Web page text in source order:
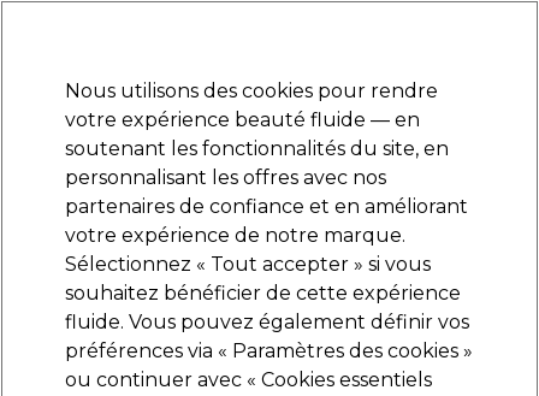
Se connecter
Marques Bons plans Coiffure Electro et Matériel
Livraison et délais
lire la suite
Schwarzkopf Professional
Schwarzkopf Professional Silhouette Spray
Pompe Super Tenue 200ml
Nous utilisons des cookies pour rendre
votre expérience beauté fluide — en
soutenant les fonctionnalités du site, en
personnalisant les offres avec nos
partenaires de confiance et en améliorant
votre expérience de notre marque.
Sélectionnez « Tout accepter » si vous
souhaitez bénéficier de cette expérience
fluide. Vous pouvez également définir vos
préférences via « Paramètres des cookies »
ou continuer avec « Cookies essentiels